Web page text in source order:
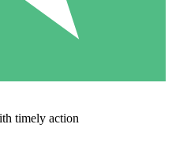
timely action